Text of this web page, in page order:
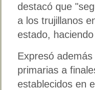
destacó que
a los trujillanos
estado,
Expresó
primarias a
establecidos en